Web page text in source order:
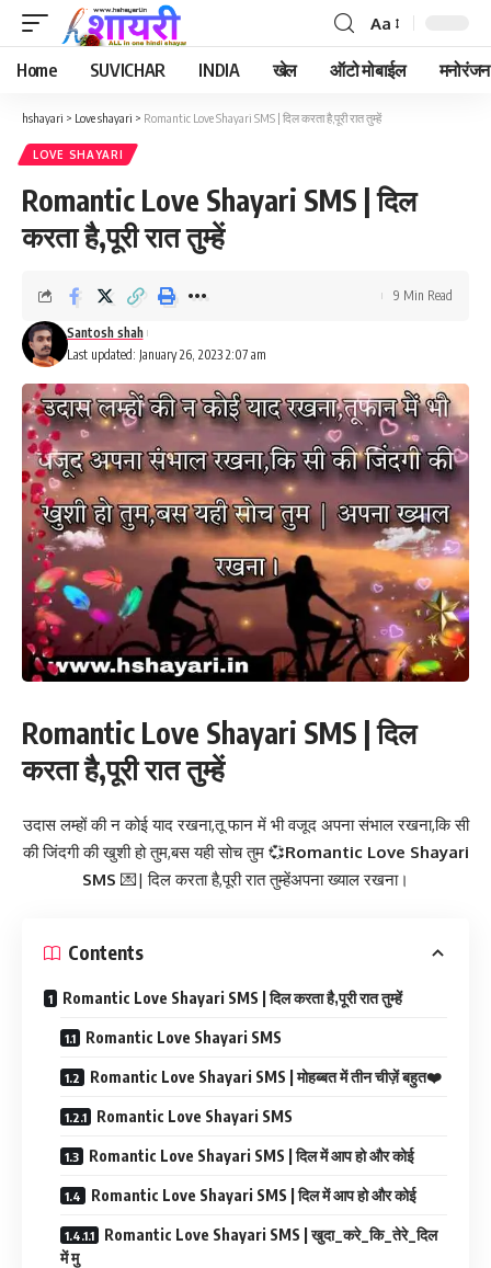
Font
Resizer
Aa
Home SUVICHAR INDIA खेल ऑटो मोबाईल मनोरंजन
hshayari > Love shayari > Romantic Love Shayari SMS | दिल करता है,पूरी रात तुम्हें
LOVE SHAYARI
Romantic Love Shayari SMS | दिल
करता है,पूरी रात तुम्हें
Last updated: January 26, 2023 2:07 am
Santosh shah
9 Min Read
Romantic Love Shayari SMS | दिल
करता है,पूरी रात तुम्हें
उदास लम्हों की न कोई याद रखना,तू फान में भी वजूद अपना संभाल रखना,कि सी
की जिंदगी की खुशी हो तुम,बस यही सोच तुम 💞Romantic Love Shayari
SMS 💌| दिल करता है,पूरी रात तुम्हेंअपना ख्याल रखना।
Contents
Romantic Love Shayari SMS | दिल करता है,पूरी रात तुम्हें
Romantic Love Shayari SMS
Romantic Love Shayari SMS | मोहब्बत में तीन चीज़ें बहुत❤️
Romantic Love Shayari SMS
Romantic Love Shayari SMS | दिल में आप हो और कोई
Romantic Love Shayari SMS | दिल में आप हो और कोई
Romantic Love Shayari SMS | खुदा_करे_कि_तेरे_दिल
में मु